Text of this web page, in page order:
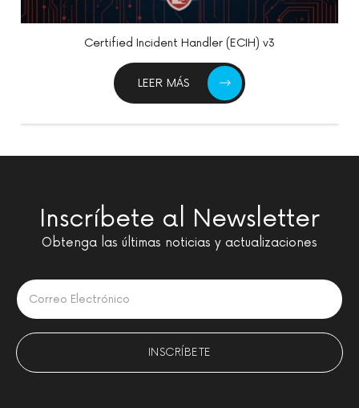
Certified Incident Handler (ECIH) v3
LEER MÁS
Inscríbete al Newsletter
Obtenga las últimas noticias y actualizaciones
Please leave this field empty.